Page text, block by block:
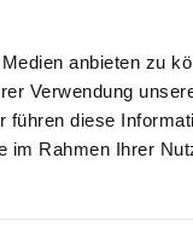
anbieten zu
Verwendung
führen diese
im Rahmen Ihrer
als der XC90,